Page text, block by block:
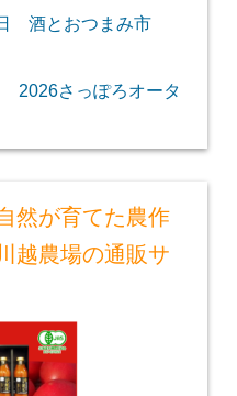
酒とおつまみ市
2026さっぽろオータ
然が育てた農作
越農場の通販サ